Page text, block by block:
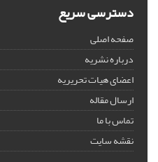
دسترسی سریع
صفحه اصلی
درباره نشریه
اعضای هیات تحریریه
ارسال مقاله
تماس با ما
نقشه سایت